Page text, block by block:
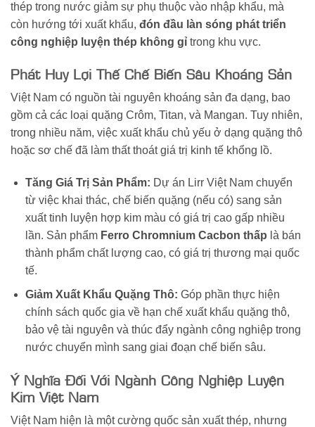
thép trong nước giảm sự phụ thuộc vào nhập khẩu, mà
còn hướng tới xuất khẩu, đón đầu làn sóng phát triển
công nghiệp luyện thép không gỉ trong khu vực.
Phát Huy Lợi Thế Chế Biến Sâu Khoáng Sản
Việt Nam có nguồn tài nguyên khoáng sản đa dạng, bao
gồm cả các loại quặng Crôm, Titan, và Mangan. Tuy nhiên,
trong nhiều năm, việc xuất khẩu chủ yếu ở dạng quặng thô
hoặc sơ chế đã làm thất thoát giá trị kinh tế khổng lồ.
Tăng Giá Trị Sản Phẩm: Dự án Lirr Việt Nam chuyển
từ việc khai thác, chế biến quặng (nếu có) sang sản
xuất tinh luyện hợp kim màu có giá trị cao gấp nhiều
lần. Sản phẩm Ferro Chromnium Cacbon thấp là bán
thành phẩm chất lượng cao, có giá trị thương mại quốc
tế.
Giảm Xuất Khẩu Quặng Thô: Góp phần thực hiện
chính sách quốc gia về hạn chế xuất khẩu quặng thô,
bảo vệ tài nguyên và thúc đẩy ngành công nghiệp trong
nước chuyển mình sang giai đoạn chế biến sâu.
Ý Nghĩa Đối Với Ngành Công Nghiệp Luyện
Kim Việt Nam
Việt Nam hiện là một cường quốc sản xuất thép, nhưng